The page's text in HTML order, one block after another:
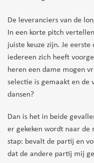
De leveranciers van de
In een korte pitch
juiste keuze zijn. Je
iedereen zich heeft
heren een dame mogen
selectie is gemaakt en
dansen?
Dan is het in beide
er gekeken wordt naar de
stap: bevalt de partij en
dat de andere partij mij